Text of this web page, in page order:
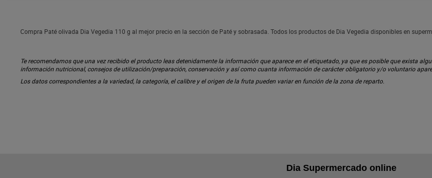
Compra Paté olivada Dia Vegedia 110 g al mejor precio en la sección de Paté y sobrasada. Todos los productos de Dia Vegedia disponibles en
Te recomendamos que una vez recibido el producto leas detenidamente la información que aparece en el etiquetado, ya que es posible que exista
información nutricional, consejos de utilización/preparación, conservación y así como cuanta información de carácter obligatorio y/o voluntario
Los datos correspondientes a la variedad, la categoría, el calibre y el origen de la fruta pueden variar en función de la zona de reparto.
Dia Supermercado online